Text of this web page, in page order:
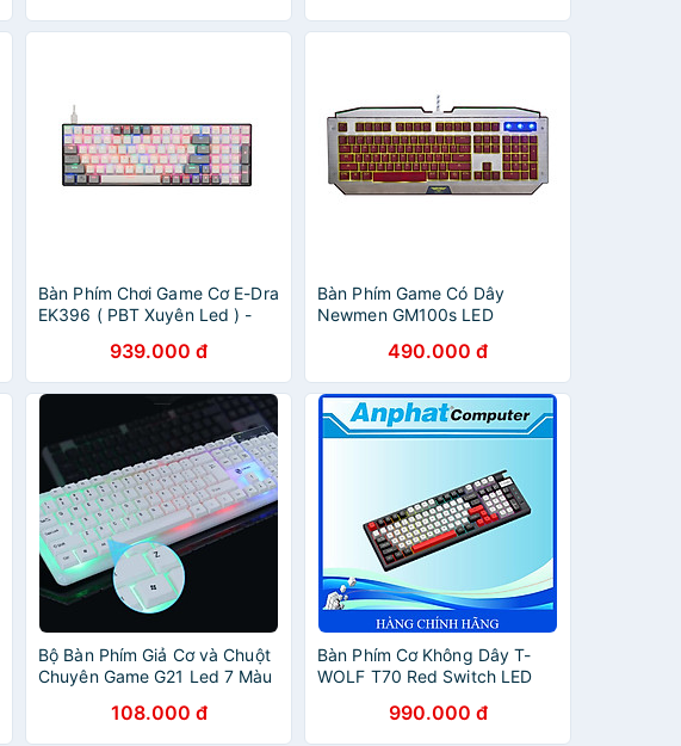
Bàn Phím Chơi Game Cơ E-Dra
EK396 ( PBT Xuyên Led ) -
939.000 đ
Bàn Phím Game Có Dây
Newmen GM100s LED
Chính Hãng490.000 đ
Bộ Bàn Phím Giả Cơ và Chuột
Chuyên Game G21 Led 7 Màu
108.000 đ
Bàn Phím Cơ Không Dây T-
WOLF T70 Red Switch LED
990.000 đ